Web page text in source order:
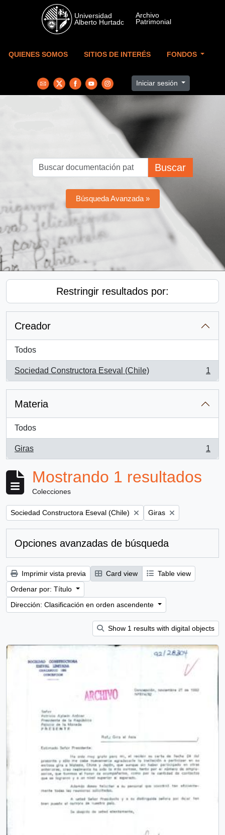
Skip to main content
QUIENES SOMOS SITIOS DE INTERÉS FONDOS
Iniciar sesión
Buscar
Búsqueda Avanzada »
Restringir resultados por:
Creador
Todos
Sociedad Constructora Eseval (Chile)
, 1 resultados
1
Materia
Todos
Giras
, 1 resultados
1
Mostrando 1 resultados
Colecciones
Remove filter:
Sociedad Constructora Eseval (Chile) Remove filter:
Giras
Opciones avanzadas de búsqueda
Imprimir vista previa Card view
Table view
Ordenar por: Título
Dirección: Clasificación en orden ascendente
Show 1 results with digital objects